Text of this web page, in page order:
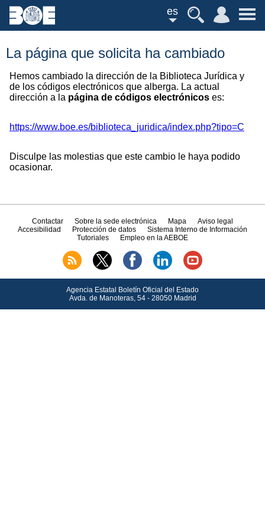
es
La página que solicita ha cambiado
Hemos cambiado la dirección de la Biblioteca Jurídica y
de los códigos electrónicos que alberga. La actual
dirección a la página de códigos electrónicos es:
https://www.boe.es/biblioteca_juridica/index.php?tipo=C
Disculpe las molestias que este cambio le haya podido
ocasionar.
Contactar Sobre la sede electrónica Mapa
Aviso legal
Accesibilidad
Protección de datos
Sistema Interno de Información
Tutoriales
Empleo en la AEBOE
Agencia Estatal Boletín Oficial del Estado
Avda. de Manoteras, 54 - 28050 Madrid